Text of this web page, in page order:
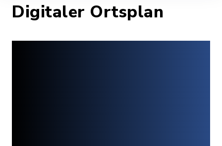
Digitaler Ortsplan